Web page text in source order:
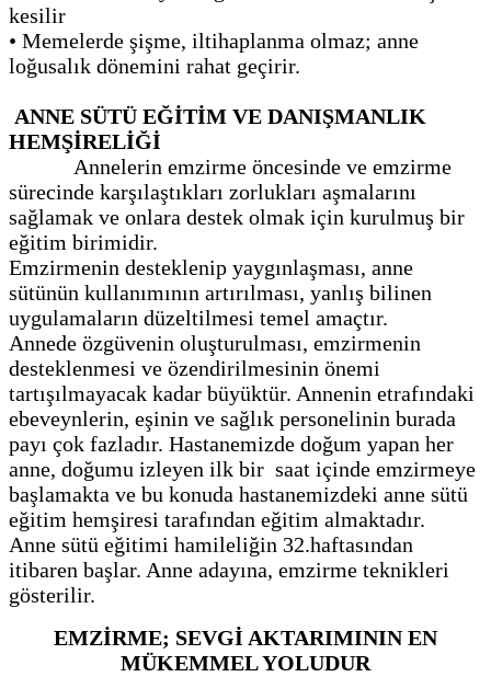
kesilir
• Memelerde şişme, iltihaplanma olmaz; anne
loğusalık dönemini rahat geçirir.
ANNE SÜTÜ EĞİTİM VE DANIŞMANLIK
HEMŞİRELİĞİ
Annelerin emzirme öncesinde ve emzirme
sürecinde karşılaştıkları zorlukları aşmalarını
sağlamak ve onlara destek olmak için kurulmuş bir
eğitim birimidir.
Emzirmenin desteklenip yaygınlaşması, anne
sütünün kullanımının artırılması, yanlış bilinen
uygulamaların düzeltilmesi temel amaçtır.
Annede özgüvenin oluşturulması, emzirmenin
desteklenmesi ve özendirilmesinin önemi
tartışılmayacak kadar büyüktür. Annenin etrafındaki
ebeveynlerin, eşinin ve sağlık personelinin burada
payı çok fazladır. Hastanemizde doğum yapan her
anne, doğumu izleyen ilk bir saat içinde emzirmeye
başlamakta ve bu konuda hastanemizdeki anne sütü
eğitim hemşiresi tarafından eğitim almaktadır.
Anne sütü eğitimi hamileliğin 32.haftasından
itibaren başlar. Anne adayına, emzirme teknikleri
gösterilir.
EMZİRME; SEVGİ AKTARIMININ EN
MÜKEMMEL YOLUDUR